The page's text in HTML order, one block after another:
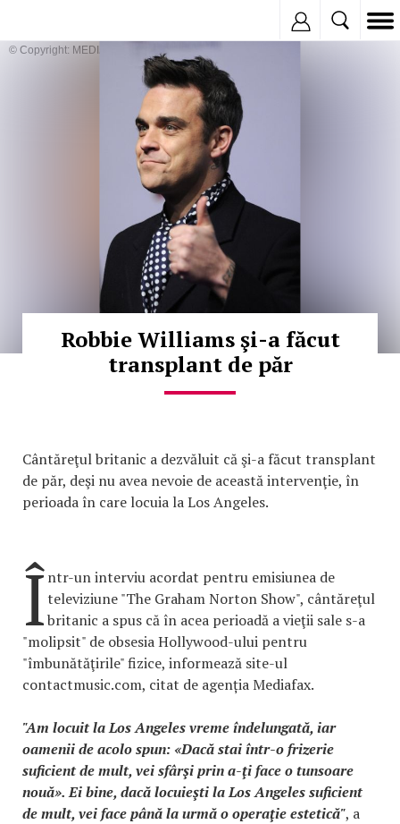
© Copyright: MEDIAFAX
Robbie Williams şi-a făcut
transplant de păr
Cântăreţul britanic a dezvăluit că şi-a făcut transplant
de păr, deşi nu avea nevoie de această intervenţie, în
perioada în care locuia la Los Angeles.
Într-un interviu acordat pentru emisiunea de
televiziune "The Graham Norton Show", cântăreţul
britanic a spus că în acea perioadă a vieţii sale s-a
"molipsit" de obsesia Hollywood-ului pentru
"îmbunătăţirile" fizice, informează site-ul
contactmusic.com, citat de agenția Mediafax.
"Am locuit la Los Angeles vreme îndelungată, iar
oamenii de acolo spun: «Dacă stai într-o frizerie
suficient de mult, vei sfârşi prin a-ţi face o tunsoare
nouă». Ei bine, dacă locuieşti la Los Angeles suficient
de mult, vei face până la urmă o operaţie estetică", a